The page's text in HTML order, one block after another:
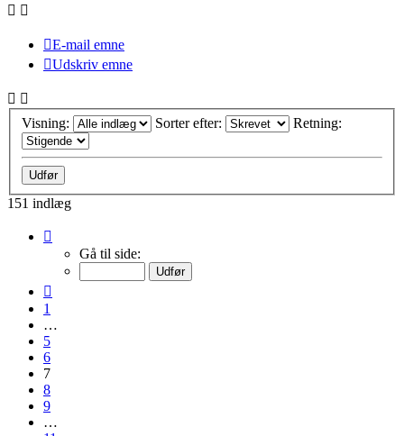
E-mail emne
Udskriv emne
Visning: Sorter efter: Retning:
151 indlæg
Gå til side:
1
…
5
6
7
8
9
…